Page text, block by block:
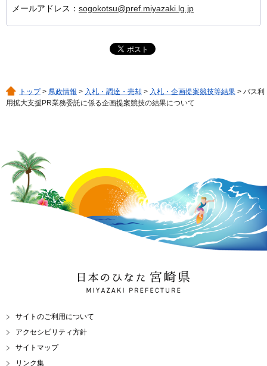
メールアドレス： sogokotsu@pref.miyazaki.lg.jp
トップ> 県政情報 > 入札・調達・売却 > 入札・企画提案競技等結果 > バス利
用拡大支援PR業務委託に係る企画提案競技の結果について
日本のひなた 宮崎県
MIYAZAKI PREFECTURE
サイトのご利用について
アクセシビリティ方針
サイトマップ
リンク集